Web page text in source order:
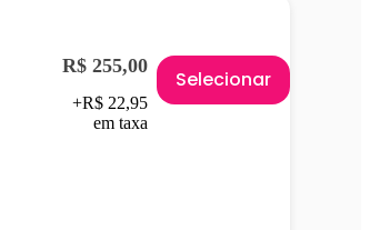
R$ 255,00
+R$ 22,95
em taxa
Selecionar